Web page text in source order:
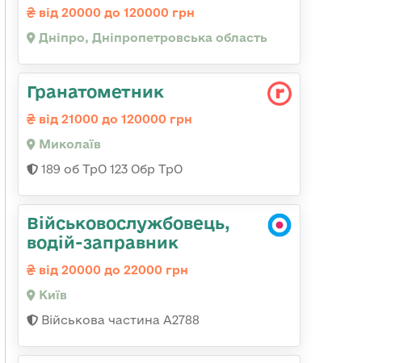
від 20000 до 120000 грн
Дніпро, Дніпропетровська область
Гранатометник
від 21000 до 120000 грн
Миколаїв
189 об ТрО 123 Обр ТрО
Військовослужбовець,
водій-заправник
від 20000 до 22000 грн
Київ
Військова частина А2788